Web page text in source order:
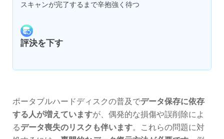
スキャンが完了するまで辛抱強く待つ
評決を下す
ポータブルハードディスクの普及でデータ保存に依存
する人が増えていますが、偶発的な損傷や誤削除によ
るデータ喪失のリスクも伴います。これらの問題に対